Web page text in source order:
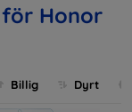
Honor
Billig Dyrt